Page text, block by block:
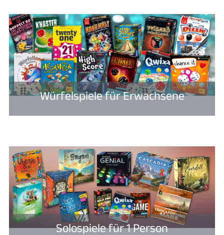
Würfelspiele für Erwachsene
Solospiele für 1 Person